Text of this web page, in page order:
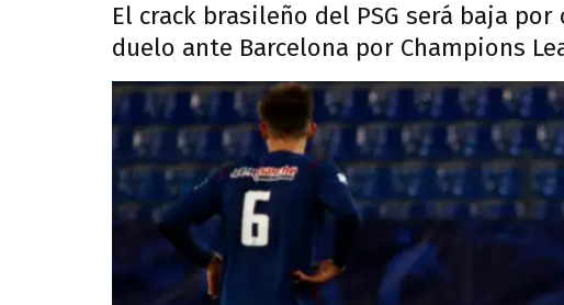
El crack brasileño del PSG será baja
duelo ante Barcelona por Champions